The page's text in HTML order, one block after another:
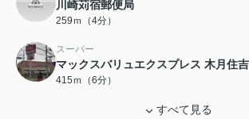
川崎苅宿郵便局
259ｍ（4分）
スーパー
マックスバリュエクスプレス 木月住
415ｍ（6分）
すべて見る